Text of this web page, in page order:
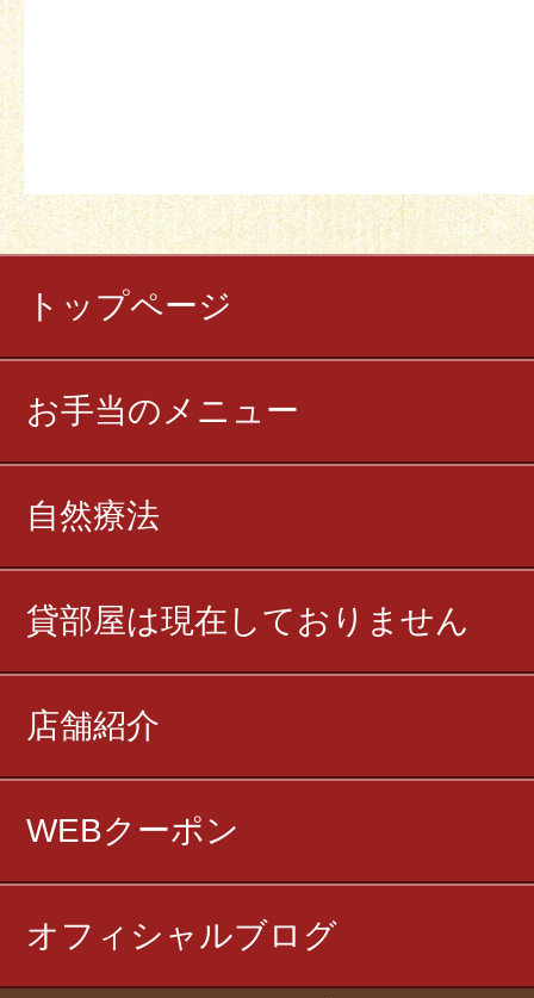
トップページ
お手当のメニュー
自然療法
貸部屋は現在しておりません
店舗紹介
WEBクーポン
オフィシャルブログ